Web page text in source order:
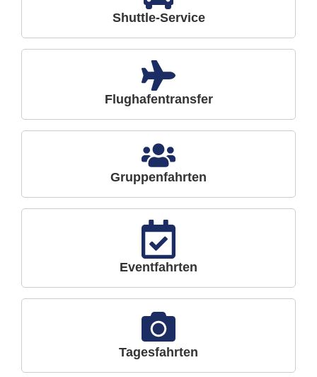
Shuttle-Service
Flughafentransfer
Gruppenfahrten
Eventfahrten
Tagesfahrten